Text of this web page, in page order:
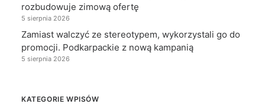
rozbudowuje zimową ofertę
5 sierpnia 2026
Zamiast walczyć ze stereotypem, wykorzystali go do
promocji. Podkarpackie z nową kampanią
5 sierpnia 2026
KATEGORIE WPISÓW